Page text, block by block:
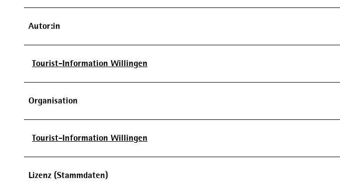
Autor:in
Tourist-Information Willingen
Organisation
Tourist-Information Willingen
Lizenz (Stammdaten)